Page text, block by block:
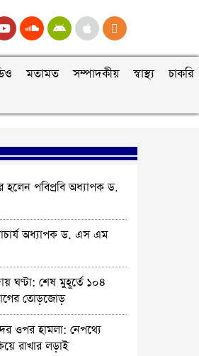
মতামত সম্পাদকীয় স্বাস্থ্য চাকরি
হলেন পবিপ্রবি অধ্যাপক ড.
অধ্যাপক ড. এস এম
ঘণ্টা: শেষ মুহূর্তে ১০৪
তোড়জোড়
ওপর হামলা: নেপথ্যে
রাখার লড়াই